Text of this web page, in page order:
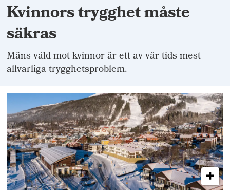
Kvinnors trygghet måste
säkras
Mäns våld mot kvinnor är ett av vår tids mest
allvarliga trygghetsproblem.